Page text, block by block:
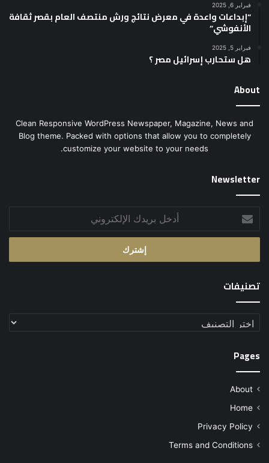
فبراير 6, 2025
“إبداعات واعدة في معرض نتائج ورش منتصف العام بقصر ثقافة
الأنفوشي”
فبراير 5, 2025
هل ستحارب إسرائيل مصر ؟
About
Clean Responsive WordPress Newspaper, Magazine, News and
Blog theme. Packed with options that allow you to completely
customize your website to your needs.
Newsletter
بريدك
الإلكتروني
تصنيفات
تصنيفات
Pages
About
Home
Privacy Policy
Terms and Conditions